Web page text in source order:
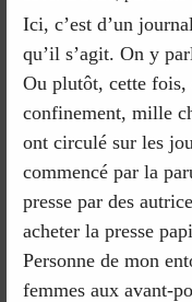
Ici, c’est d’un
qu’il s’agit. On y
Ou plutôt, cette
confinement, mille
ont circulé sur les
commencé par la
presse par des
acheter la presse
Personne de mon
femmes aux avant-